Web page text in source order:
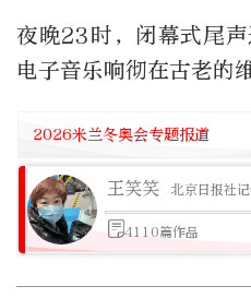
夜晚23时，闭幕式尾
电子音乐响彻在古老的
2026米兰冬奥会专题报道
王笑笑 北京日报社
4110篇作品